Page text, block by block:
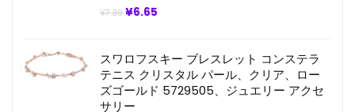
¥7.39 元
は
¥7.39
で
し
た。
¥6.65
格
は
¥6.65
で
スワロフスキー ブレスレット コンステラ
テニス クリスタル パール、クリア、ロー
ズゴールド 5729505、ジュエリー アクセ
サリー